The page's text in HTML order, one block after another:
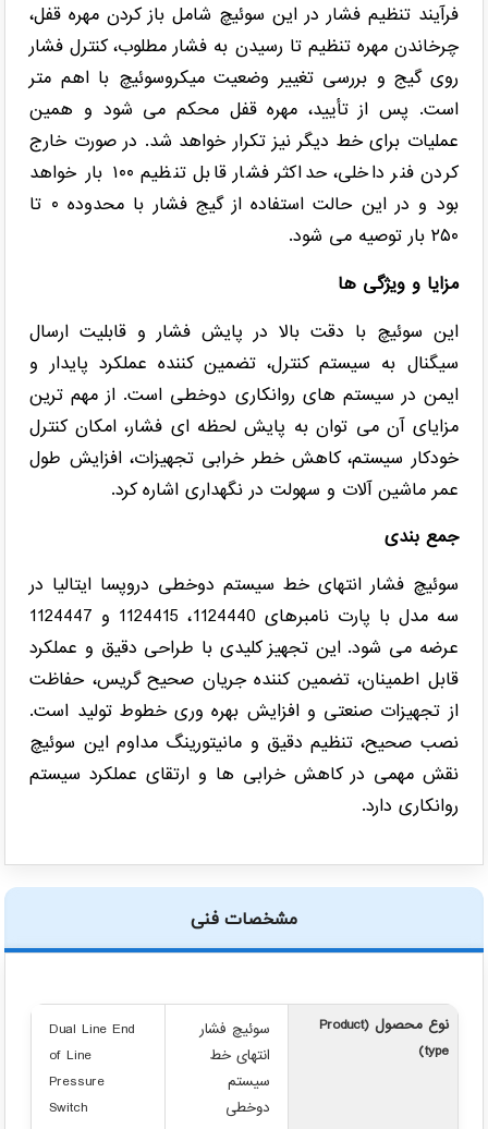
فرآیند تنظیم فشار در این سوئیچ شامل باز کردن مهره قفل،
چرخاندن مهره تنظیم تا رسیدن به فشار مطلوب، کنترل فشار
روی گیج و بررسی تغییر وضعیت میکروسوئیچ با اهم متر
است. پس از تأیید، مهره قفل محکم می شود و همین
عملیات برای خط دیگر نیز تکرار خواهد شد. در صورت خارج
کردن فنر داخلی، حداکثر فشار قابل تنظیم ۱۰۰ بار خواهد
بود و در این حالت استفاده از گیج فشار با محدوده ۰ تا
۲۵۰ بار توصیه می شود.
مزایا و ویژگی ها
این سوئیچ با دقت بالا در پایش فشار و قابلیت ارسال
سیگنال به سیستم کنترل، تضمین کننده عملکرد پایدار و
ایمن در سیستم های روانکاری دوخطی است. از مهم ترین
مزایای آن می توان به پایش لحظه ای فشار، امکان کنترل
خودکار سیستم، کاهش خطر خرابی تجهیزات، افزایش طول
عمر ماشین آلات و سهولت در نگهداری اشاره کرد.
جمع بندی
سوئیچ فشار انتهای خط سیستم دوخطی دروپسا ایتالیا در
سه مدل با پارت نامبرهای 1124440، 1124415 و 1124447
عرضه می شود. این تجهیز کلیدی با طراحی دقیق و عملکرد
قابل اطمینان، تضمین کننده جریان صحیح گریس، حفاظت
از تجهیزات صنعتی و افزایش بهره وری خطوط تولید است.
نصب صحیح، تنظیم دقیق و مانیتورینگ مداوم این سوئیچ
نقش مهمی در کاهش خرابی ها و ارتقای عملکرد سیستم
روانکاری دارد.
مشخصات فنی
نوع محصول (Product
type)
سوئیچ فشار
انتهای خط
سیستم
دوخطی
Dual Line End
of Line
Pressure
Switch